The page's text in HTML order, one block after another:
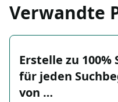
Verwandte
Erstelle zu
für jeden
von …